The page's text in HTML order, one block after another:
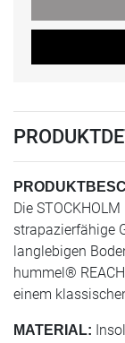
Die
strapazierfähige
langlebigen
hummel®
einem
MATERIAL: